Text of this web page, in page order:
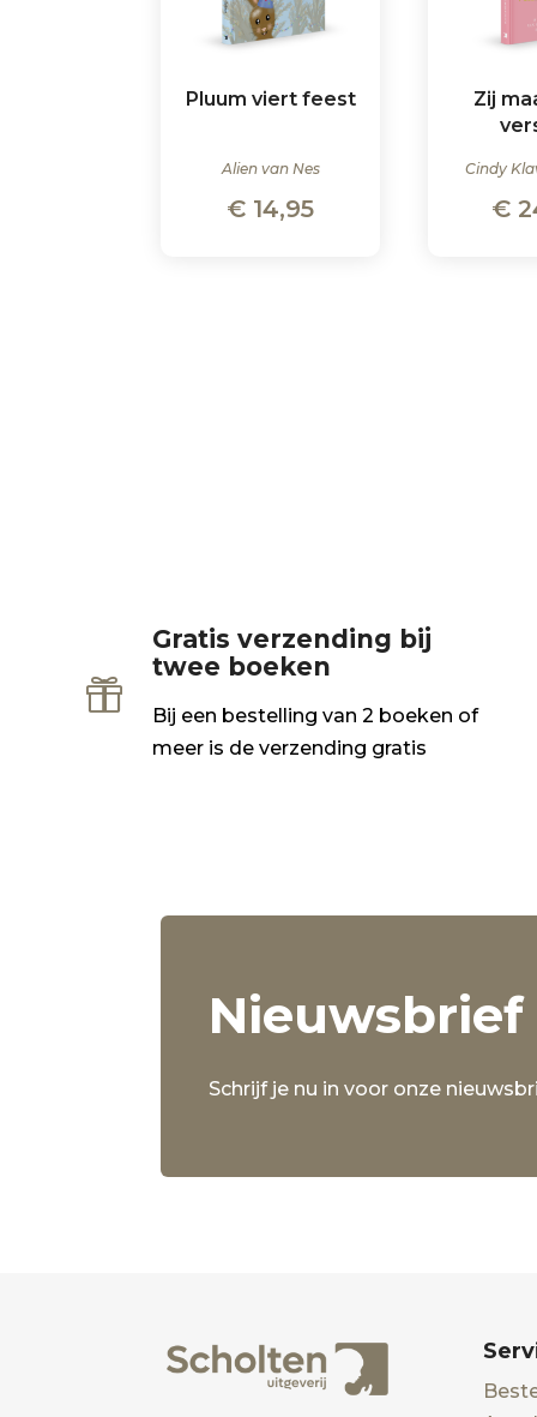
Pluum viert feest
Alien van Nes
€ 14,95
Zij
Cindy
€

Gratis verzending bij
twee boeken
Bij een bestelling van 2 boeken of
meer is de verzending gratis
Schrijf je nu in voor onze